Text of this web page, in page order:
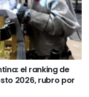
el ranking de
2026, rubro por